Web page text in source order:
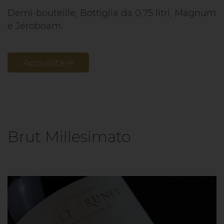
Demi-bouteille, Bottiglia da 0,75 litri, Magnum
e Jéroboam.
Acquistare
Brut Millesimato